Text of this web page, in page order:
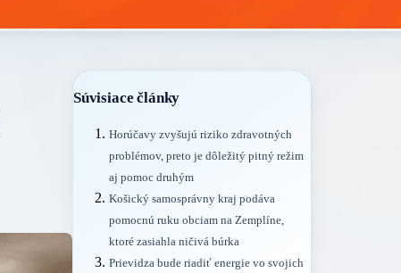
Súvisiace články
Horúčavy zvyšujú riziko zdravotných
problémov, preto je dôležitý pitný režim
aj pomoc druhým
Košický samosprávny kraj podáva
pomocnú ruku obciam na Zemplíne,
ktoré zasiahla ničivá búrka
Prievidza bude riadiť energie vo svojich